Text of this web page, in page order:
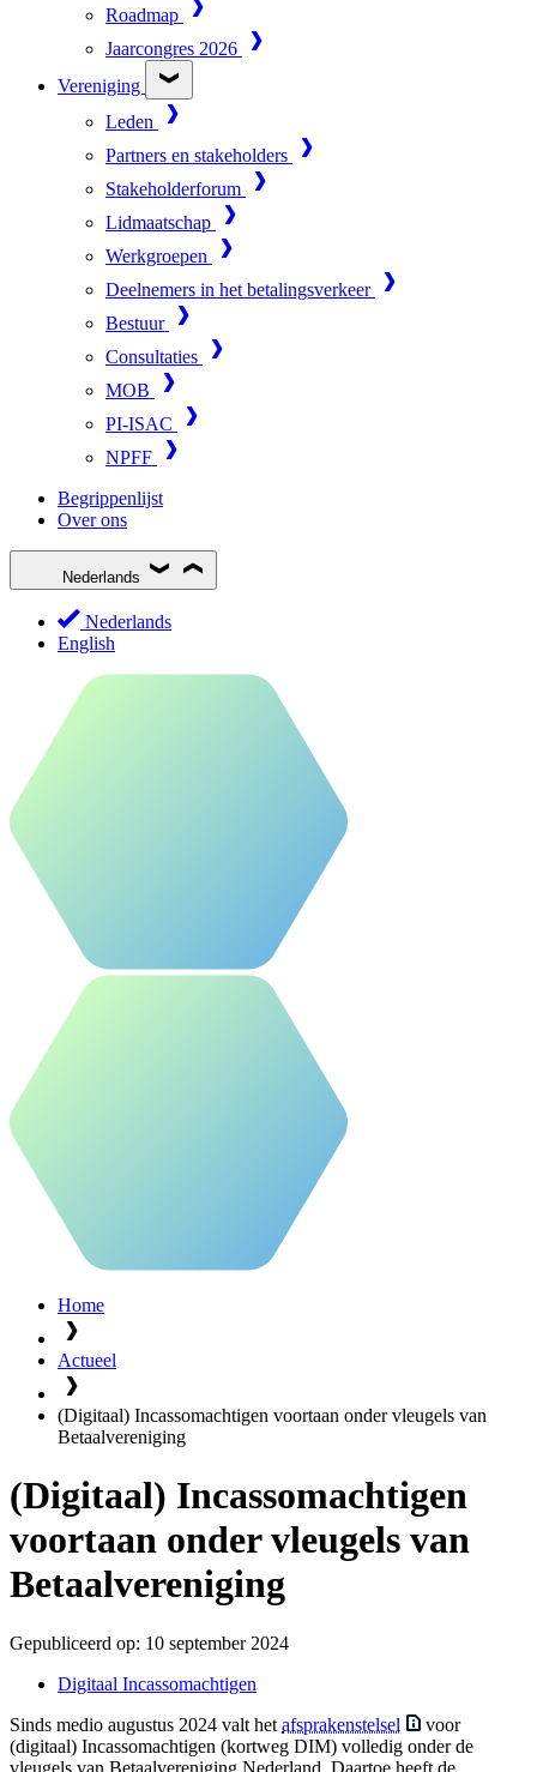
Roadmap
Jaarcongres 2026
Vereniging
Leden
Partners en stakeholders
Stakeholderforum
Lidmaatschap
Werkgroepen
Deelnemers in het betalingsverkeer
Bestuur
Consultaties
MOB
PI-ISAC
NPFF
Begrippenlijst
Over ons
Nederlands
Nederlands
English
Home
Actueel
(Digitaal) Incassomachtigen voortaan onder vleugels van
Betaalvereniging
(Digitaal) Incassomachtigen
voortaan onder vleugels van
Betaalvereniging
Gepubliceerd op: 10 september 2024
Digitaal Incassomachtigen
Sinds medio augustus 2024 valt het afsprakenstelsel
voor
(digitaal) Incassomachtigen (kortweg DIM) volledig onder de
vleugels van Betaalvereniging Nederland. Daartoe heeft de